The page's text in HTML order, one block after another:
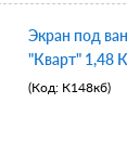
Экран под
"Кварт" 1,48
(Код: К148кб)